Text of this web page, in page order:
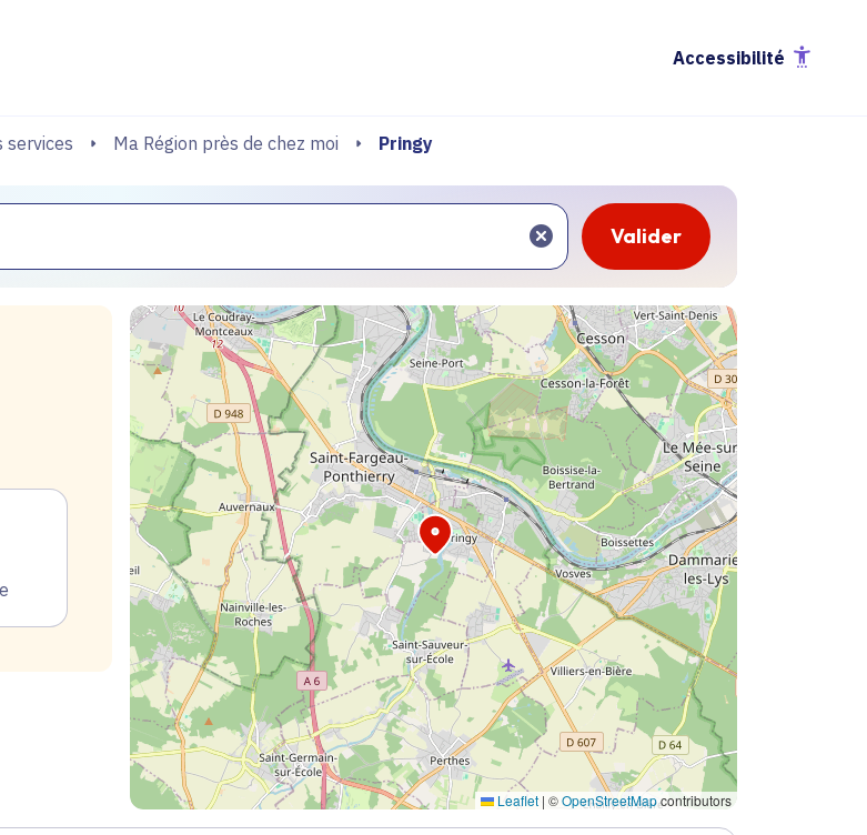
Accessibilité
services Ma Région près de chez moi Pringy
Leaflet | ©OpenStreetMapcontributors